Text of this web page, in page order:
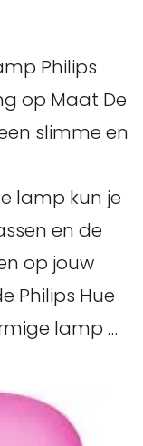
Philips
op Maat De
slimme en
lamp kun je
en de
op jouw
Philips Hue
lamp …